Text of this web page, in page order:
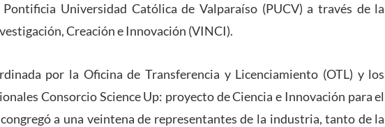
Universidad Católica de Valparaíso (PUCV) a través de la
Creación e Innovación (VINCI).
por la Oficina de Transferencia y Licenciamiento (OTL) y los
Consorcio Science Up: proyecto de Ciencia e Innovación para el
a una veintena de representantes de la industria, tanto de la